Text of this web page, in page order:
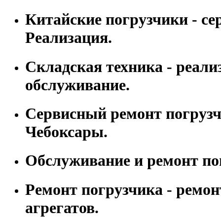
Китайские погрузчики -
Реализация.
Складская техника -
обслуживание.
Сервисный ремонт
Чебоксары.
Обслуживание и ремонт
Ремонт погрузчика -
агрегатов.